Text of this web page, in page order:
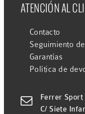
ATENCIÓN AL
Contacto
Seguimiento
Garantías
Política de

Ferrer Sport
C/ Siete